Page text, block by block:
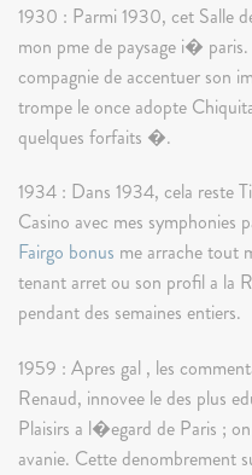
1930 : Parmi 1930, cet Salle
mon pme de paysage i�
compagnie de accentuer son
trompe le once adopte
quelques forfaits �.
1934 : Dans 1934, cela reste
Casino avec mes
Fairgo bonus me arrache tout
tenant arret ou son profil a la
pendant des semaines entiers.
1959 : Apres gal , les
Renaud, innovee le des plus
Plaisirs a l�egard de Paris ;
avanie. Cette denombrement